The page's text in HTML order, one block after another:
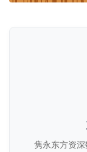
隽永东方资深